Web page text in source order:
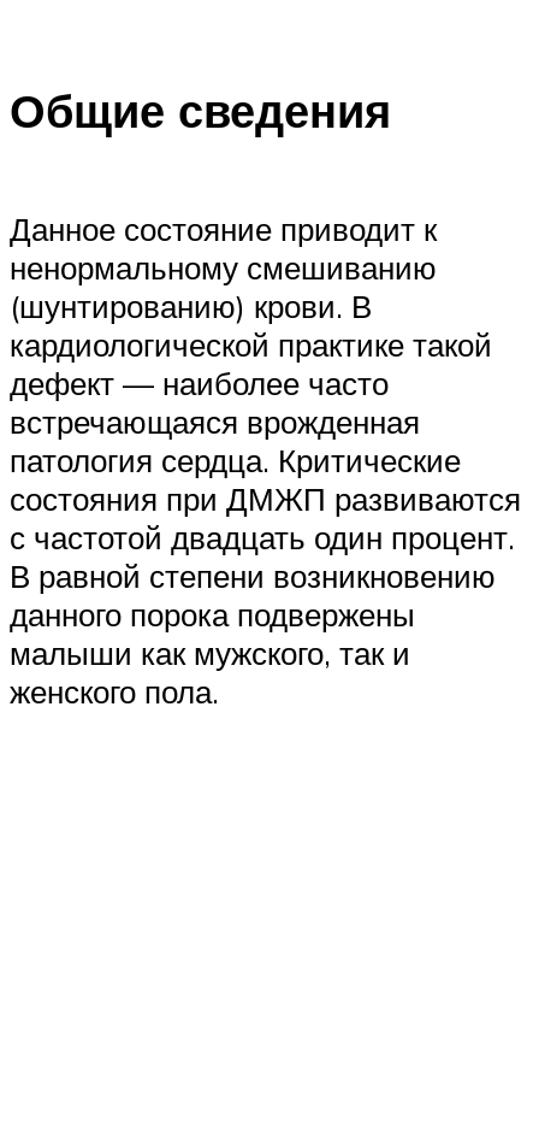
Общие сведения
Данное состояние приводит к
ненормальному смешиванию
(шунтированию) крови. В
кардиологической практике такой
дефект — наиболее часто
встречающаяся врожденная
патология сердца. Критические
состояния при ДМЖП развиваются
с частотой двадцать один процент.
В равной степени возникновению
данного порока подвержены
малыши как мужского, так и
женского пола.